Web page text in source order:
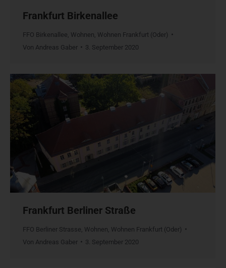
Frankfurt Birkenallee
FFO Birkenallee Wohnen Wohnen Frankfurt (Oder)
Von Andreas Gaber 3. September 2020
Frankfurt Berliner Straße
FFO Berliner Strasse Wohnen Wohnen Frankfurt (Oder)
Von Andreas Gaber 3. September 2020